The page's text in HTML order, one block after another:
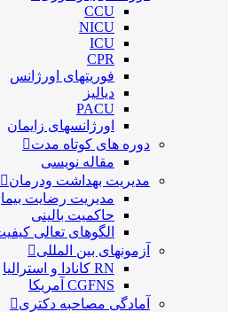
CCU
NICU
ICU
CPR
فوریتهای اورژانس
دیالیز
PACU
اورژانسهای زایمان
دوره های کوتاه مدت
مقاله نویسی
مدیریت بهداشت ودرمان
مديريت رضايت
حاكميت بالينی
الگوهای تعالی
آزمونهای بین المللی
RN کانادا و استرالیا
CGFNS آمریکا
آمادگی مصاحبه دکتری